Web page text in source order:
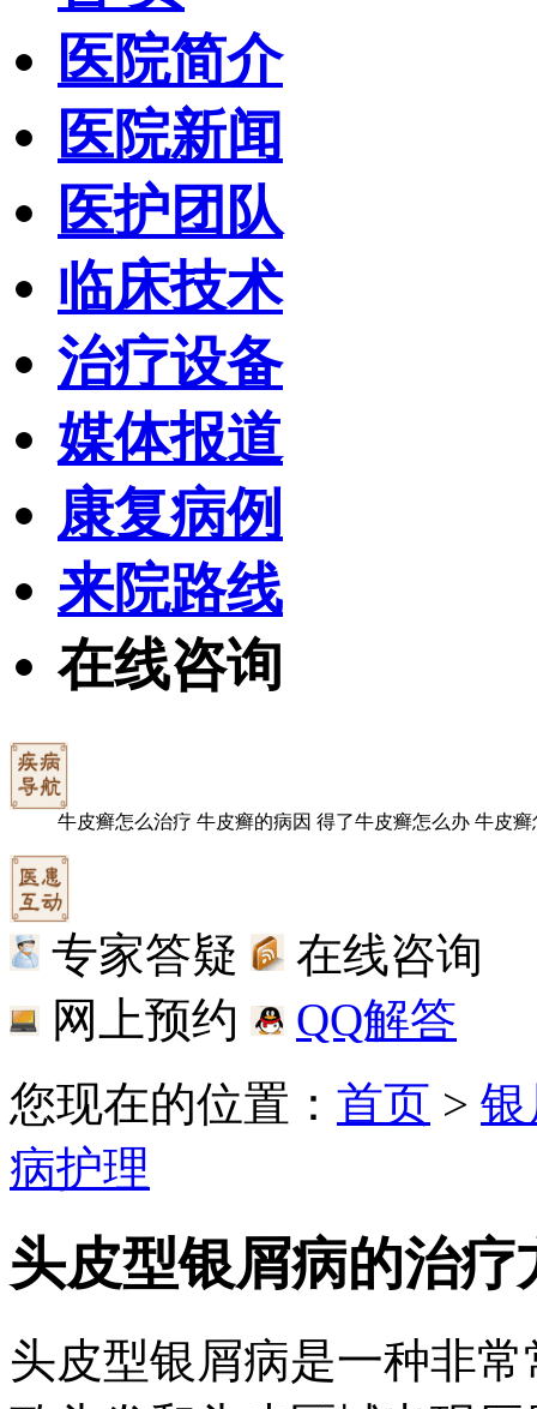
医院简介
医院新闻
医护团队
临床技术
治疗设备
媒体报道
康复病例
来院路线
在线咨询
牛皮癣怎么治疗 牛皮癣的病因 得了牛皮癣怎么办 牛皮癣
专家答疑
在线咨询
网上预约
QQ解答
您现在的位置： 首页 >
病护理
头皮型银屑病的治疗
头皮型银屑病是一种非